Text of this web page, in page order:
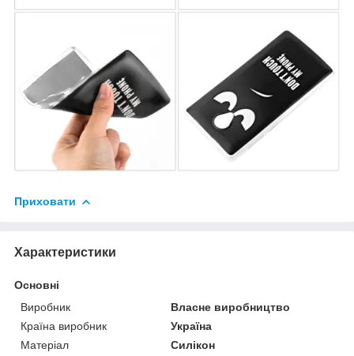
Приховати
Характеристики
Основні
Виробник
Власне виробництво
Країна виробник
Україна
Матеріал
Силікон